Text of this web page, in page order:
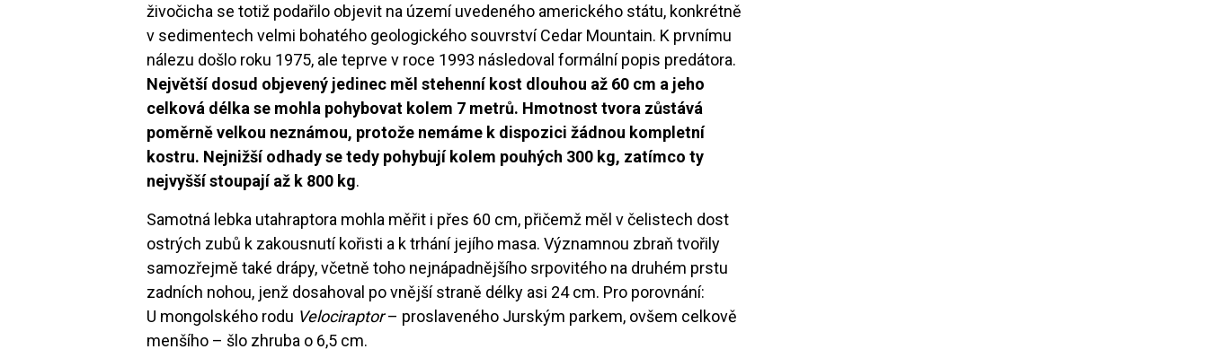
živočicha se totiž podařilo objevit na území uvedeného amerického státu, konkrétně
v sedimentech velmi bohatého geologického souvrství Cedar Mountain. K prvnímu
nálezu došlo roku 1975, ale teprve v roce 1993 následoval formální popis predátora.
Největší dosud objevený jedinec měl stehenní kost dlouhou až 60 cm a jeho
celková délka se mohla pohybovat kolem 7 metrů. Hmotnost tvora zůstává
poměrně velkou neznámou, protože nemáme k dispozici žádnou kompletní
kostru. Nejnižší odhady se tedy pohybují kolem pouhých 300 kg, zatímco ty
nejvyšší stoupají až k 800 kg.
Samotná lebka utahraptora mohla měřit i přes 60 cm, přičemž měl v čelistech dost
ostrých zubů k zakousnutí kořisti a k trhání jejího masa. Významnou zbraň tvořily
samozřejmě také drápy, včetně toho nejnápadnějšího srpovitého na druhém prstu
zadních nohou, jenž dosahoval po vnější straně délky asi 24 cm. Pro porovnání:
U mongolského rodu Velociraptor– proslaveného Jurským parkem, ovšem celkově
menšího – šlo zhruba o 6,5 cm.